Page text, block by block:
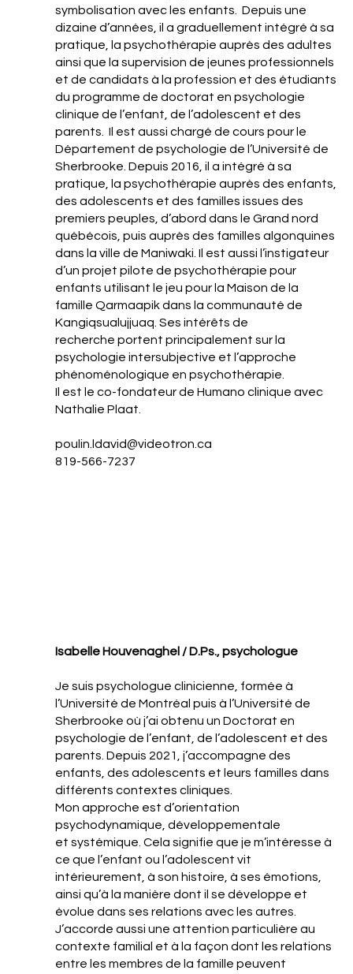
symbolisation avec les enfants. Depuis une
dizaine d’années, il a graduellement intégré à sa
pratique, la psychothérapie auprès des adultes
ainsi que la supervision de jeunes professionnels
et de candidats à la profession et des étudiants
du programme de doctorat en psychologie
clinique de l’enfant, de l’adolescent et des
parents. Il est aussi chargé de cours pour le
Département de psychologie de l’Université de
Sherbrooke. Depuis 2016, il a intégré à sa
pratique, la psychothérapie auprès des enfants,
des adolescents et des familles issues des
premiers peuples, d’abord dans le Grand nord
québécois, puis auprès des familles algonquines
dans la ville de Maniwaki. Il est aussi l’instigateur
d’un projet pilote de psychothérapie pour
enfants utilisant le jeu pour la Maison de la
famille Qarmaapik dans la communauté de
Kangiqsualujjuaq. Ses intérêts de
recherche portent principalement sur la
psychologie intersubjective et l’approche
phénoménologique en psychothérapie.
Il est le co-fondateur de Humano clinique avec
Nathalie Plaat.
poulin.ldavid@videotron.ca
819-566-7237
Isabelle Houvenaghel / D.Ps., psychologue
Je suis psychologue clinicienne, formée à
l’Université de Montréal puis à l’Université de
Sherbrooke où j’ai obtenu un Doctorat en
psychologie de l’enfant, de l’adolescent et des
parents. Depuis 2021, j’accompagne des
enfants, des adolescents et leurs familles dans
différents contextes cliniques.
Mon approche est d’orientation
psychodynamique, développementale
et systémique. Cela signifie que je m’intéresse à
ce que l’enfant ou l’adolescent vit
intérieurement, à son histoire, à ses émotions,
ainsi qu’à la manière dont il se développe et
évolue dans ses relations avec les autres.
J’accorde aussi une attention particulière au
contexte familial et à la façon dont les relations
entre les membres de la famille peuvent